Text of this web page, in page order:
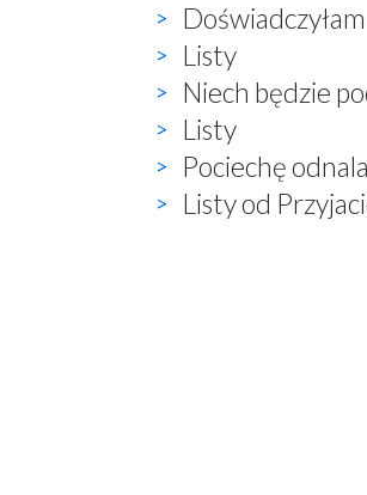
Listy
Niech będzie
Listy
Pociechę
Listy od